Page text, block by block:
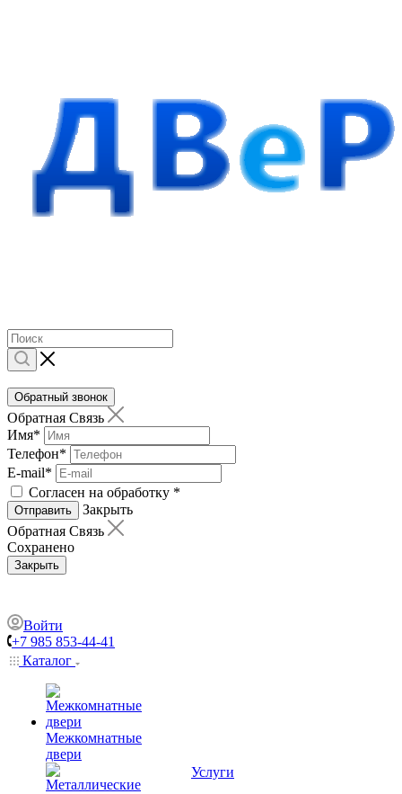
Обратный звонок
Обратная Связь
Имя*
Телефон*
E-mail*
Согласен на обработку *
Отправить
Закрыть
Обратная Связь
Сохранено
Закрыть
Войти
+7 985 853-44-41
Каталог
Межкомнатные
двери
Услуги